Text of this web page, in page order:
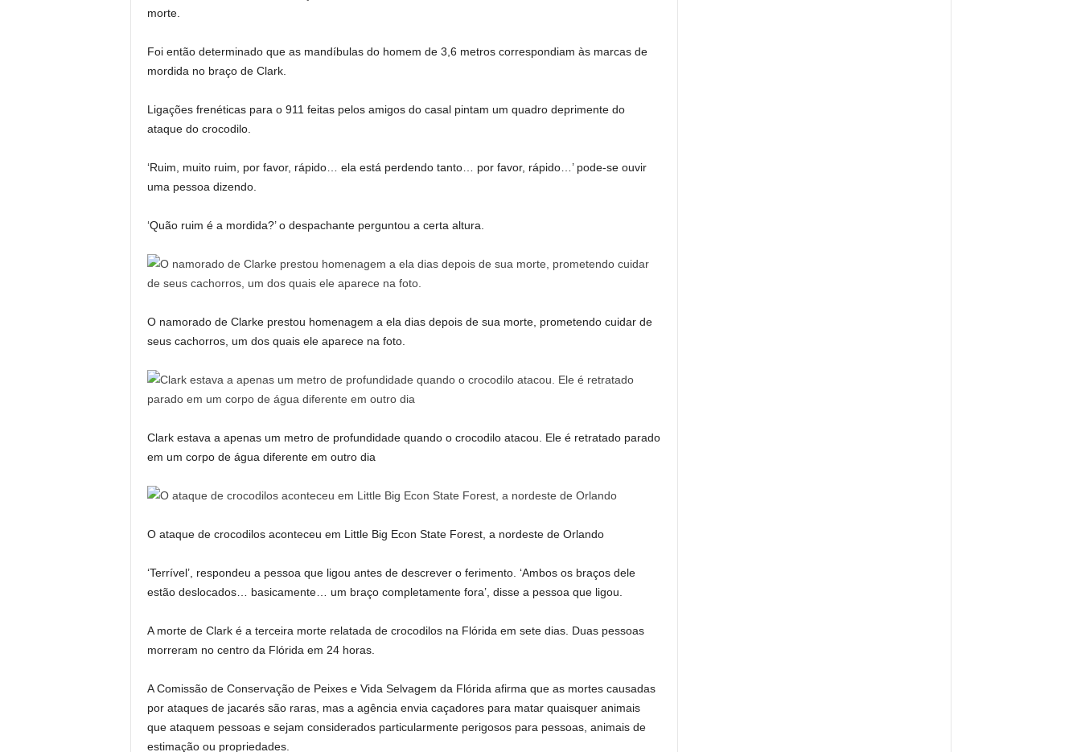
morte.
Foi então determinado que as mandíbulas do homem de 3,6 metros correspondiam às marcas de
mordida no braço de Clark.
Ligações frenéticas para o 911 feitas pelos amigos do casal pintam um quadro deprimente do
ataque do crocodilo.
‘Ruim, muito ruim, por favor, rápido… ela está perdendo tanto… por favor, rápido…’ pode-se ouvir
uma pessoa dizendo.
‘Quão ruim é a mordida?’ o despachante perguntou a certa altura.
O namorado de Clarke prestou homenagem a ela dias depois de sua morte, prometendo cuidar de
seus cachorros, um dos quais ele aparece na foto.
Clark estava a apenas um metro de profundidade quando o crocodilo atacou. Ele é retratado parado
em um corpo de água diferente em outro dia
O ataque de crocodilos aconteceu em Little Big Econ State Forest, a nordeste de Orlando
‘Terrível’, respondeu a pessoa que ligou antes de descrever o ferimento. ‘Ambos os braços dele
estão deslocados… basicamente… um braço completamente fora’, disse a pessoa que ligou.
A morte de Clark é a terceira morte relatada de crocodilos na Flórida em sete dias. Duas pessoas
morreram no centro da Flórida em 24 horas.
A Comissão de Conservação de Peixes e Vida Selvagem da Flórida afirma que as mortes causadas
por ataques de jacarés são raras, mas a agência envia caçadores para matar quaisquer animais
que ataquem pessoas e sejam considerados particularmente perigosos para pessoas, animais de
estimação ou propriedades.